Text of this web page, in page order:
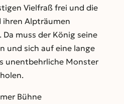
Vielfraß frei und die
ihren Alpträumen
muss der König seine
und sich auf eine lange
unentbehrliche Monster
Bühne